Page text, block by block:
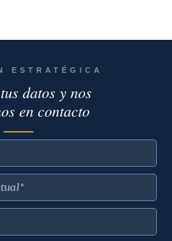
ESTRATÉGICA
datos y nos
en contacto